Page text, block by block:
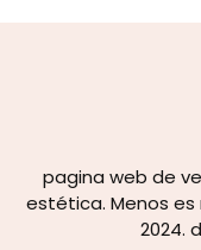
pagina web de
estética. Menos es
2024.